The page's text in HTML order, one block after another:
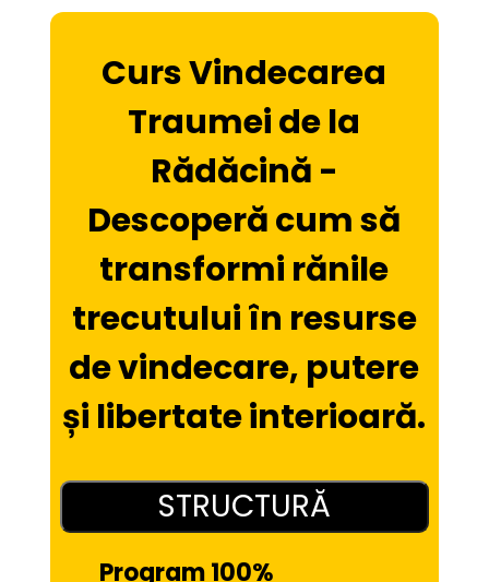
Curs Vindecarea
Traumei de la
Rădăcină -
Descoperă cum să
transformi rănile
trecutului în resurse
de vindecare, putere
și libertate interioară.
STRUCTURĂ
Program 100%